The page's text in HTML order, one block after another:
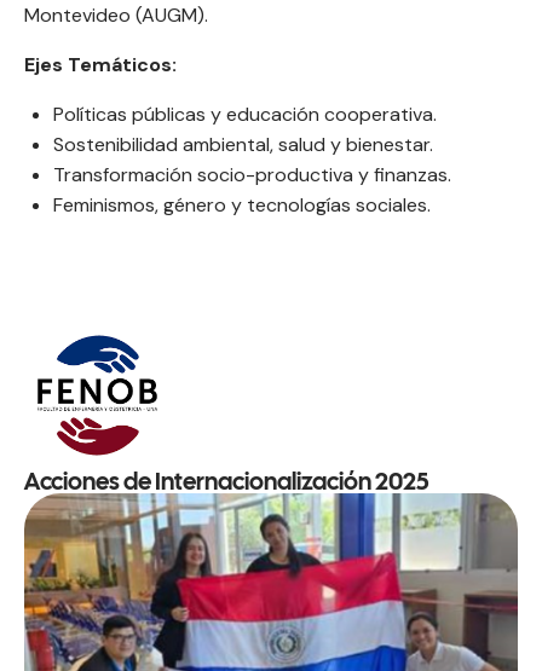
Montevideo (AUGM).
Ejes Temáticos:
Políticas públicas y educación cooperativa.
Sostenibilidad ambiental, salud y bienestar.
Transformación socio-productiva y finanzas.
Feminismos, género y tecnologías sociales.
Acciones de Internacionalización 2025